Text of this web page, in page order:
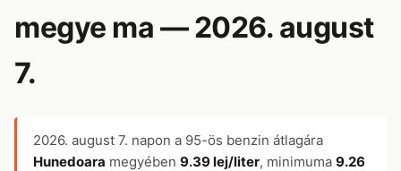
megye ma — 2026. august
7.
2026. august 7. napon a 95-ös benzin átlagára
Hunedoara megyében 9.39 lej/liter, minimuma 9.26